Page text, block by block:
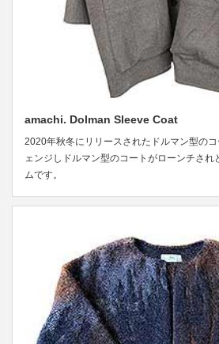
amachi. Dolman Sleeve Coat
2020年秋冬にリリースされたドルマン型の
ェンジしドルマン型のコートがローンチされ
ムです。